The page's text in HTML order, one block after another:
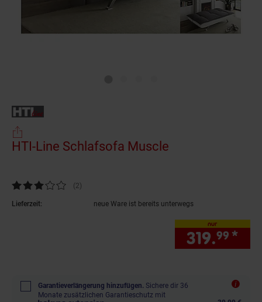
HTI-Line Schlafsofa Muscle
Kundenbewertung: 3 von 5 Sternen
(2Kundenbewertungen
)
Lieferzeit: neue Ware ist bereits unterwegs
nur
319.99 *
Garantieverlängerung hinzufügen. Sichere dir 36
Monate zusätzlichen Garantieschutz mit